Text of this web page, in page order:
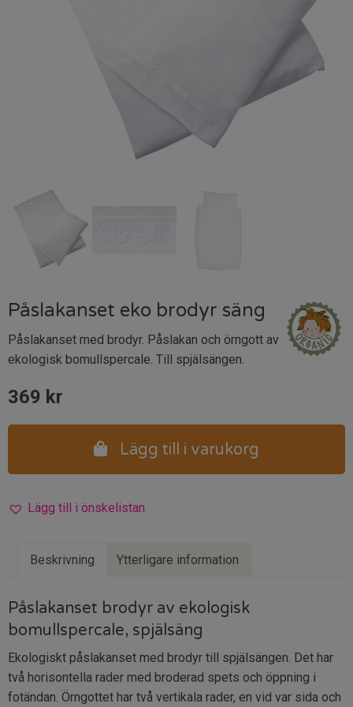
Påslakanset eko brodyr säng
Påslakanset med brodyr. Påslakan och örngott av
ekologisk bomullspercale. Till spjälsängen.
369 kr
Lägg till i varukorg
Lägg till i önskelistan
Beskrivning Ytterligare information
Påslakanset brodyr av ekologisk
bomullspercale, spjälsäng
Ekologiskt påslakanset med brodyr till spjälsängen. Det har
två horisontella rader med broderad spets och öppning i
fotändan. Örngottet har två vertikala rader, en vid var sida och